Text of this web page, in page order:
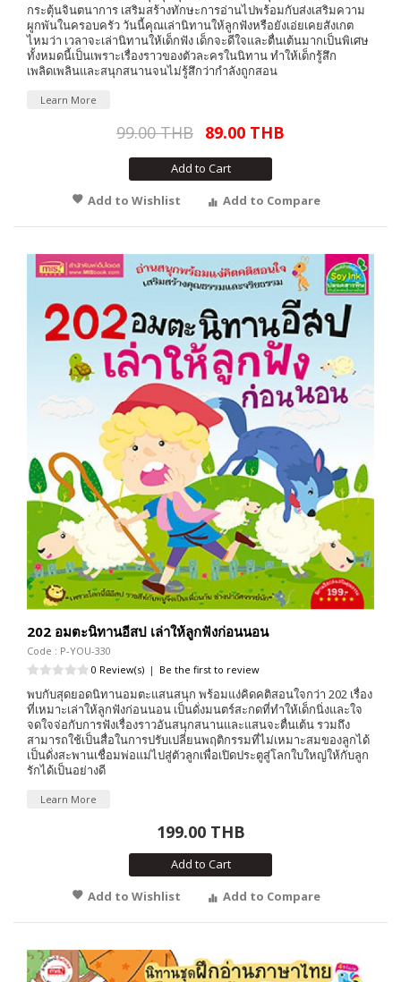
กระตุ้นจินตนาการ เสริมสร้างทักษะการอ่านไปพร้อมกับส่งเสริมความ
ผูกพันในครอบครัว วันนี้คุณเล่านิทานให้ลูกฟังหรือยังเอ่ยเคยสังเกต
ไหมว่า เวลาจะเล่านิทานให้เด็กฟัง เด็กจะดีใจและตื่นเต้นมากเป็นพิเศษ
ทั้งหมดนี้เป็นเพราะเรื่องราวของตัวละครในนิทาน ทำให้เด็กรู้สึก
เพลิดเพลินและสนุกสนานจนไม่รู้สึกว่ากำลังถูกสอน
Learn More
99.00 THB 89.00 THB
Add to Cart
Add to Wishlist
Add to Compare
202 อมตะนิทานอีสป เล่าให้ลูกฟังก่อนนอน
Code : P-YOU-330
0 Review(s) | Be the first to review
พบกับสุดยอดนิทานอมตะแสนสนุก พร้อมแง่คิดคติสอนใจกว่า 202 เรื่อง
ที่เหมาะเล่าให้ลูกฟังก่อนนอน เป็นดั่งมนตร์สะกดที่ทำให้เด็กนิ่งและใจ
จดใจจ่อกับการฟังเรื่องราวอันสนุกสนานและแสนจะตื่นเต้น รวมถึง
สามารถใช้เป็นสื่อในการปรับเปลี่ยนพฤติกรรมที่ไม่เหมาะสมของลูกได้
เป็นดั่งสะพานเชื่อมพ่อแม่ไปสู่ตัวลูกเพื่อเปิดประตูสู่โลกใบใหญ่ให้กับลูก
รักได้เป็นอย่างดี
Learn More
199.00 THB
Add to Cart
Add to Wishlist
Add to Compare